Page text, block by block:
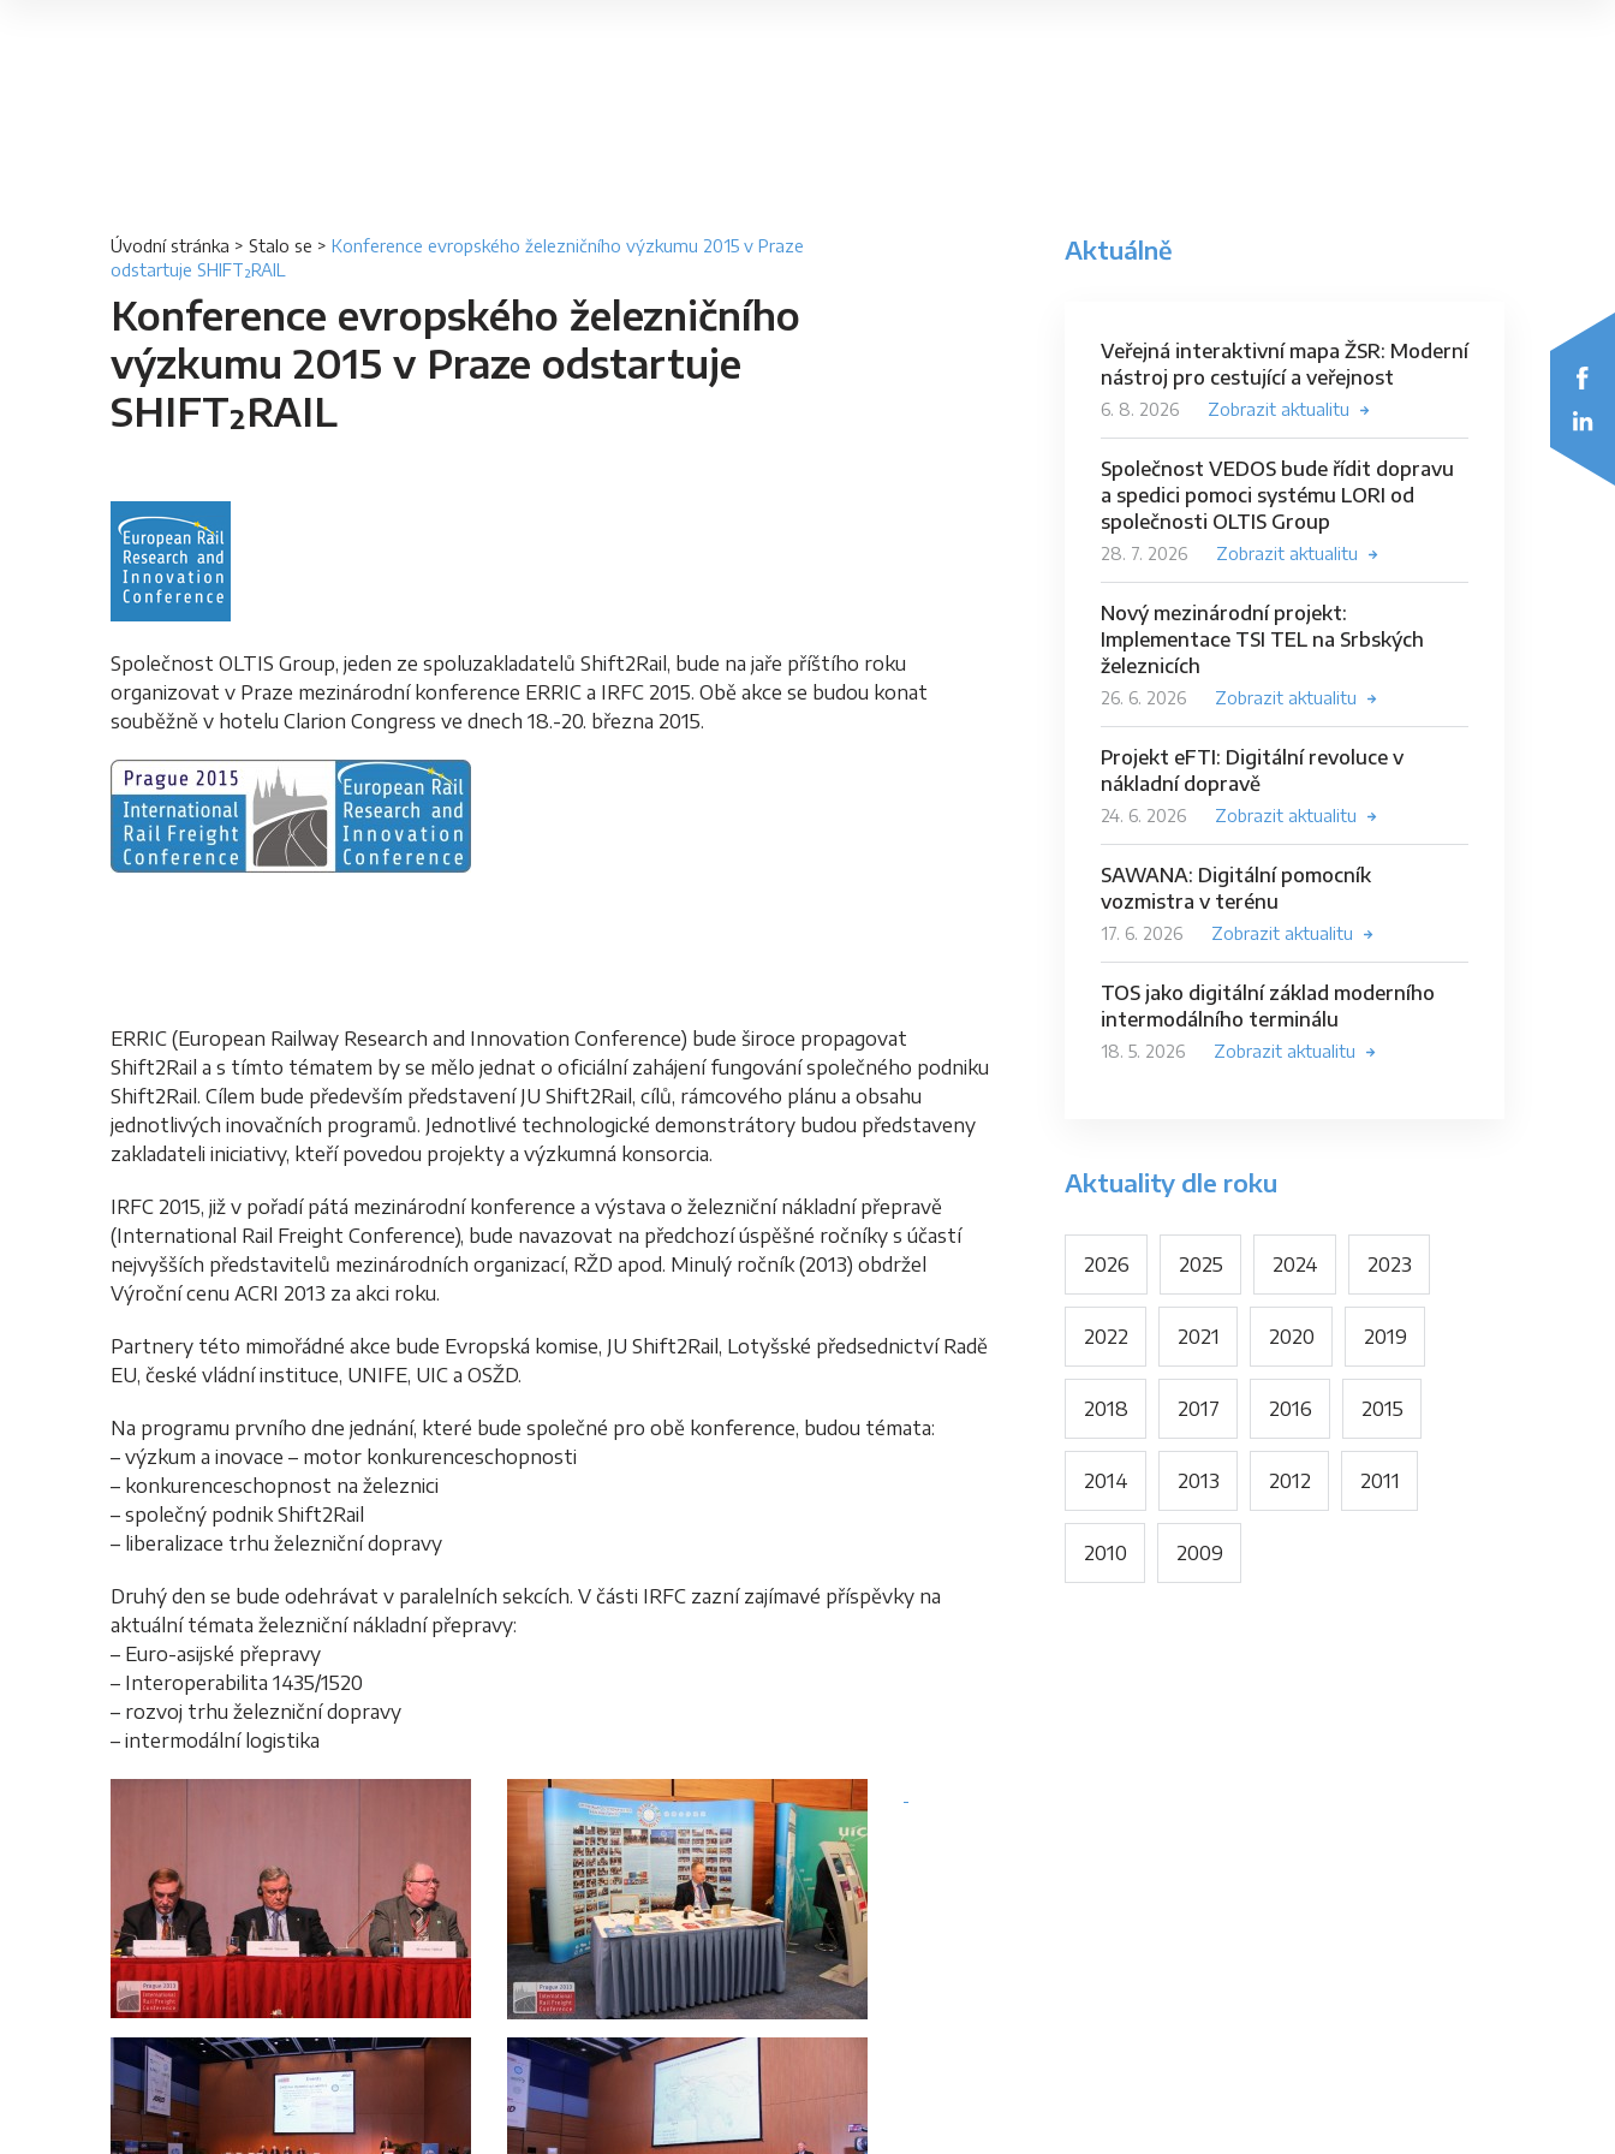
Úvodní stránka > Stalo se > Konference evropského železničního výzkumu 2015 v Praze
odstartuje SHIFT²RAIL
Konference evropského železničního
výzkumu 2015 v Praze odstartuje
SHIFT²RAIL
Společnost OLTIS Group, jeden ze spoluzakladatelů Shift2Rail, bude na jaře příštího roku
organizovat v Praze mezinárodní konference ERRIC a IRFC 2015. Obě akce se budou konat
souběžně v hotelu Clarion Congress ve dnech 18.-20. března 2015.
ERRIC (European Railway Research and Innovation Conference) bude široce propagovat
Shift2Rail a s tímto tématem by se mělo jednat o oficiální zahájení fungování společného podniku
Shift2Rail. Cílem bude především představení JU Shift2Rail, cílů, rámcového plánu a obsahu
jednotlivých inovačních programů. Jednotlivé technologické demonstrátory budou představeny
zakladateli iniciativy, kteří povedou projekty a výzkumná konsorcia.
IRFC 2015, již v pořadí pátá mezinárodní konference a výstava o železniční nákladní přepravě
(International Rail Freight Conference), bude navazovat na předchozí úspěšné ročníky s účastí
nejvyšších představitelů mezinárodních organizací, RŽD apod. Minulý ročník (2013) obdržel
Výroční cenu ACRI 2013 za akci roku.
Partnery této mimořádné akce bude Evropská komise, JU Shift2Rail, Lotyšské předsednictví Radě
EU, české vládní instituce, UNIFE, UIC a OSŽD.
Na programu prvního dne jednání, které bude společné pro obě konference, budou témata:
– výzkum a inovace – motor konkurenceschopnosti
– konkurenceschopnost na železnici
– společný podnik Shift2Rail
– liberalizace trhu železniční dopravy
Druhý den se bude odehrávat v paralelních sekcích. V části IRFC zazní zajímavé příspěvky na
aktuální témata železniční nákladní přepravy:
– Euro-asijské přepravy
– Interoperabilita 1435/1520
– rozvoj trhu železniční dopravy
– intermodální logistika
Aktuálně
Veřejná interaktivní mapa ŽSR: Moderní
nástroj pro cestující a veřejnost
6. 8. 2026 Zobrazit aktualitu
Společnost VEDOS bude řídit dopravu
a spedici pomoci systému LORI od
společnosti OLTIS Group
28. 7. 2026 Zobrazit aktualitu
Nový mezinárodní projekt:
Implementace TSI TEL na Srbských
železnicích
26. 6. 2026 Zobrazit aktualitu
Projekt eFTI: Digitální revoluce v
nákladní dopravě
24. 6. 2026 Zobrazit aktualitu
SAWANA: Digitální pomocník
vozmistra v terénu
17. 6. 2026 Zobrazit aktualitu
TOS jako digitální základ moderního
intermodálního terminálu
18. 5. 2026 Zobrazit aktualitu
Aktuality dle roku
2026 2025 2024 2023
2022 2021 2020 2019
2018 2017 2016 2015
2014 2013 2012 2011
2010 2009